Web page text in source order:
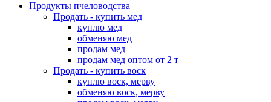
Продукты пчеловодства
Продать - купить мед
куплю мед
обменяю мед
продам мед
продам мед оптом от 2 т
Продать - купить воск
куплю воск, мерву
обменяю воск, мерву